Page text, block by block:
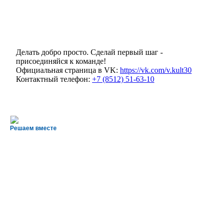
Делать добро просто. Сделай первый шаг -
присоединяйся к команде!
Официальная страница в VK: https://vk.com/v.kult30
Контактный телефон: +7 (8512) 51-63-10
Решаем вместе